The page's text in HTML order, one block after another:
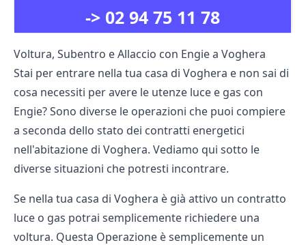
-> 02 94 75 11 78
Voltura, Subentro e Allaccio con Engie a Voghera
Stai per entrare nella tua casa di Voghera e non sai di
cosa necessiti per avere le utenze luce e gas con
Engie? Sono diverse le operazioni che puoi compiere
a seconda dello stato dei contratti energetici
nell'abitazione di Voghera. Vediamo qui sotto le
diverse situazioni che potresti incontrare.
Se nella tua casa di Voghera è già attivo un contratto
luce o gas potrai semplicemente richiedere una
voltura. Questa Operazione è semplicemente un